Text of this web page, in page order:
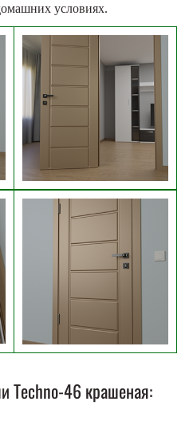
условиях.
Techno-46 крашеная: